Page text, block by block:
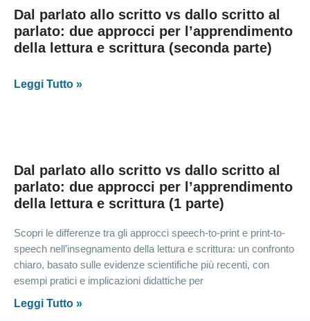
Dal parlato allo scritto vs dallo scritto al
parlato: due approcci per l’apprendimento
della lettura e scrittura (seconda parte)
Leggi Tutto »
Dal parlato allo scritto vs dallo scritto al
parlato: due approcci per l’apprendimento
della lettura e scrittura (1 parte)
Scopri le differenze tra gli approcci speech-to-print e print-to-
speech nell’insegnamento della lettura e scrittura: un confronto
chiaro, basato sulle evidenze scientifiche più recenti, con
esempi pratici e implicazioni didattiche per
Leggi Tutto »